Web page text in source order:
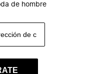
de hombre